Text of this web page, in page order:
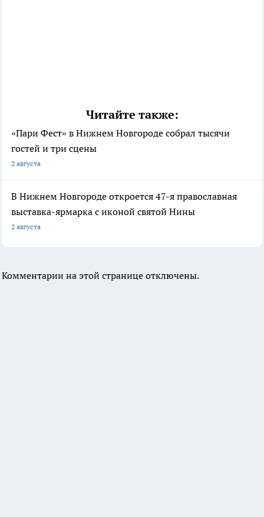
Читайте также:
«Пари Фест» в Нижнем Новгороде собрал тысячи
гостей и три сцены
2 августа
В Нижнем Новгороде откроется 47-я православная
выставка-ярмарка с иконой святой Нины
2 августа
Комментарии на этой странице отключены.